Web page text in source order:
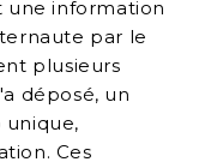
une information
par le
plusieurs
déposé, un
Ces